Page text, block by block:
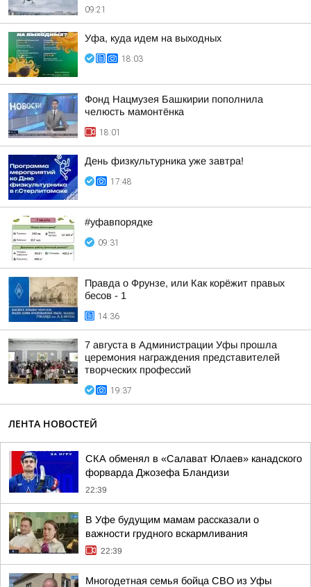
09:21
Уфа, куда идем на выходных
18:03
Фонд Нацмузея Башкирии пополнила
челюсть мамонтёнка
18:01
День физкультурника уже завтра!
17:48
#уфавпорядке
09:31
Правда о Фрунзе, или Как корёжит правых
бесов - 1
14:36
7 августа в Администрации Уфы прошла
церемония награждения представителей
творческих профессий
19:37
ЛЕНТА НОВОСТЕЙ
СКА обменял в «Салават Юлаев» канадского
форварда Джозефа Бландизи
22:39
В Уфе будущим мамам рассказали о
важности грудного вскармливания
22:39
Многодетная семья бойца СВО из Уфы